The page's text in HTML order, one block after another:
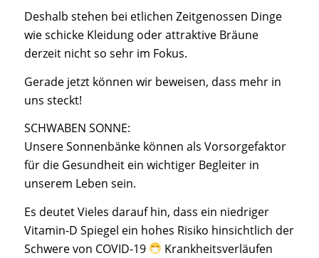
Deshalb stehen bei etlichen Zeitgenossen Dinge
wie schicke Kleidung oder attraktive Bräune
derzeit nicht so sehr im Fokus.
Gerade jetzt können wir beweisen, dass mehr in
uns steckt!
SCHWABEN SONNE:
Unsere Sonnenbänke können als Vorsorgefaktor
für die Gesundheit ein wichtiger Begleiter in
unserem Leben sein.
Es deutet Vieles darauf hin, dass ein niedriger
Vitamin-D Spiegel ein hohes Risiko hinsichtlich der
Schwere von COVID-19
Krankheitsverläufen